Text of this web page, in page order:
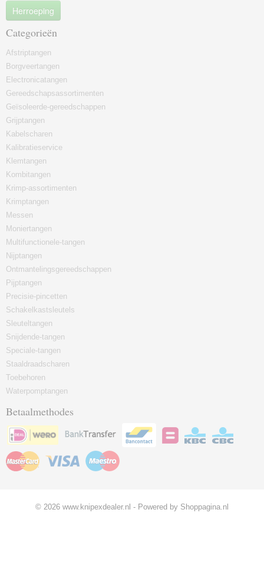
Herroeping
Categorieën
Afstriptangen
Borgveertangen
Electronicatangen
Gereedschapsassortimenten
Geïsoleerde-gereedschappen
Grijptangen
Kabelscharen
Kalibratieservice
Klemtangen
Kombitangen
Krimp-assortimenten
Krimptangen
Messen
Moniertangen
Multifunctionele-tangen
Nijptangen
Ontmantelingsgereedschappen
Pijptangen
Precisie-pincetten
Schakelkastsleutels
Sleuteltangen
Snijdende-tangen
Speciale-tangen
Staaldraadscharen
Toebehoren
Waterpomptangen
Betaalmethodes
© 2026 www.knipexdealer.nl - Powered by Shoppagina.nl